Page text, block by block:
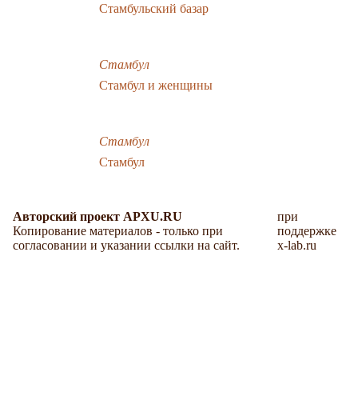
Стамбульский базар
Стамбул
Стамбул и женщины
Стамбул
Стамбул
Авторский проект APXU.RU
Копирование материалов - только при
согласовании и указании ссылки на сайт.
при
поддержке
x-lab.ru